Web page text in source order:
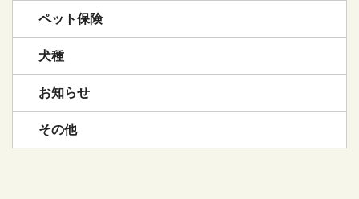
ペット保険
犬種
お知らせ
その他